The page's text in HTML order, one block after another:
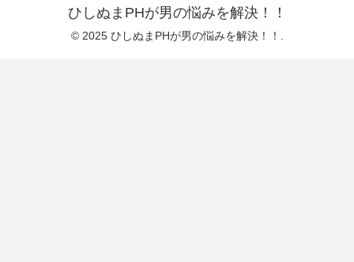
ひしぬまPHが男の悩みを解決！！
© 2025 ひしぬまPHが男の悩みを解決！！.